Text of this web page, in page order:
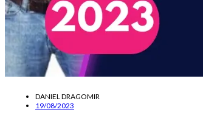
DANIEL DRAGOMIR
19/08/2023